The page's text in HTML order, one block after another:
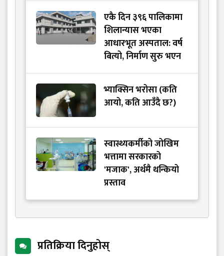
एकै दिन ३९६ पालिकामा
शिलान्यास भएका
आधारभूत अस्पताल: वर्ष
बित्यो, निर्माण सुरु भएन
भ्याक्सिन भरोसा (कति
आयो, कति आउँदै छ?)
स्वास्थ्यकर्मीको जोखिम
भत्तामा सरकारको
'मजाक', अर्थमै थन्कियो
प्रस्ताव
प्रतिक्रिया दिनुहोस्